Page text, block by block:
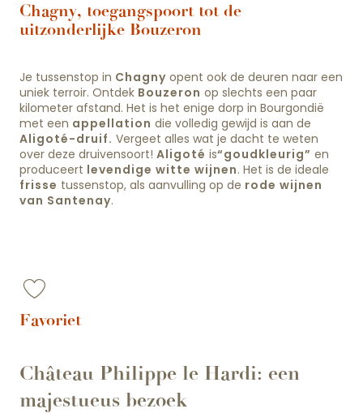
Chagny, toegangspoort tot de
uitzonderlijke Bouzeron
Je tussenstop in Chagny opent ook de deuren naar een
uniek terroir. Ontdek Bouzeron op slechts een paar
kilometer afstand. Het is het enige dorp in Bourgondië
met een appellation die volledig gewijd is aan de
Aligoté-druif. Vergeet alles wat je dacht te weten
over deze druivensoort! Aligoté is“goudkleurig” en
produceert levendige witte wijnen. Het is de ideale
frisse tussenstop, als aanvulling op de rode wijnen
van Santenay.
Favoriet
Château Philippe le Hardi: een
majestueus bezoek